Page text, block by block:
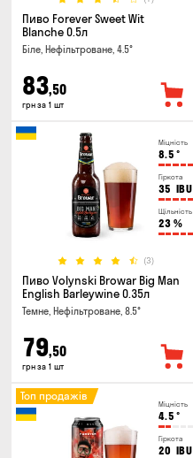
Пиво Forever Sweet Wit
Blanche 0.5л
Біле, Нефільтроване, 4.5°
83,50
грн за 1 шт
Міцність
8.5 °
Гіркота
35 IBU
Щільність
23 %
(3)
Пиво Volynski Browar Big Man
English Barleywine 0.35л
Темне, Нефільтроване, 8.5°
79,50
грн за 1 шт
Міцність
4.5 °
Гіркота
20 IBU
Топ продажів